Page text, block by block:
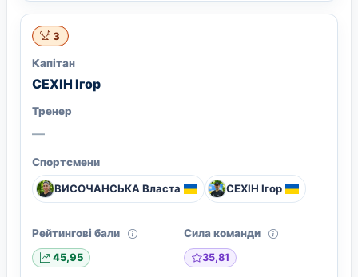
3
Капітан
СЕХІН Ігор
Тренер
—
Спортсмени
ВИСОЧАНСЬКА Власта СЕХІН Ігор
Рейтингові бали
45,95
Сила команди
35,81